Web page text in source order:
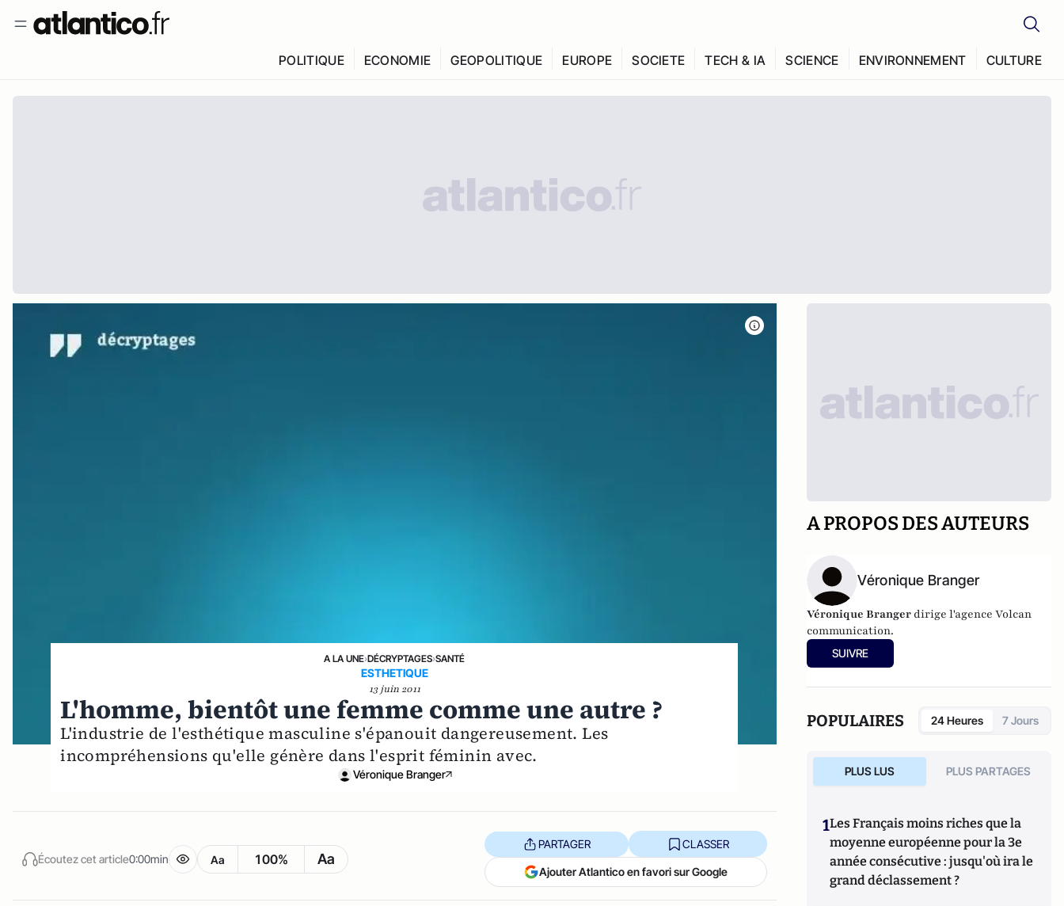
POLITIQUE ECONOMIE GEOPOLITIQUE EUROPE SOCIETE TECH & IA SCIENCE ENVIRONNEMENT CULTURE
A LA UNE›DÉCRYPTAGES›SANTÉ
ESTHETIQUE
13 juin 2011
L'homme, bientôt une femme comme une autre ?
L'industrie de l'esthétique masculine s'épanouit dangereusement. Les
incompréhensions qu'elle génère dans l'esprit féminin avec.
Véronique Branger
Écoutez cet article0:00min Aa 100% Aa
PARTAGER CLASSER
Ajouter Atlantico en favori sur Google
A PROPOS DES AUTEURS
Véronique Branger
Véronique Branger dirige l'agenceVolcan
communication.
SUIVRE
POPULAIRES 24 Heures 7 Jours
PLUS LUS PLUS PARTAGES
1Les Français moins riches que la
moyenne européenne pour la 3e
année consécutive : jusqu'où ira le
grand déclassement ?